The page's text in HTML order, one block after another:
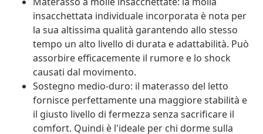
insacchettata individuale incorporata è nota per
la sua altissima qualità garantendo allo stesso
tempo un alto livello di durata e adattabilità. Può
assorbire efficacemente il rumore e lo shock
causati dal movimento.
Sostegno medio-duro: il materasso del letto
fornisce perfettamente una maggiore stabilità e
il giusto livello di fermezza senza sacrificare il
comfort. Quindi è l'ideale per chi dorme sulla